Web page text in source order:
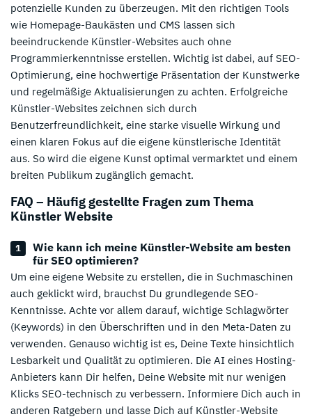
potenzielle Kunden zu überzeugen. Mit den richtigen Tools
wie Homepage-Baukästen und CMS lassen sich
beeindruckende Künstler-Websites auch ohne
Programmierkenntnisse erstellen. Wichtig ist dabei, auf SEO-
Optimierung, eine hochwertige Präsentation der Kunstwerke
und regelmäßige Aktualisierungen zu achten. Erfolgreiche
Künstler-Websites zeichnen sich durch
Benutzerfreundlichkeit, eine starke visuelle Wirkung und
einen klaren Fokus auf die eigene künstlerische Identität
aus. So wird die eigene Kunst optimal vermarktet und einem
breiten Publikum zugänglich gemacht.
FAQ – Häufig gestellte Fragen zum Thema
Künstler Website
Wie kann ich meine Künstler-Website am besten
für SEO optimieren?
Um eine eigene Website zu erstellen, die in Suchmaschinen
auch geklickt wird, brauchst Du grundlegende SEO-
Kenntnisse. Achte vor allem darauf, wichtige Schlagwörter
(Keywords) in den Überschriften und in den Meta-Daten zu
verwenden. Genauso wichtig ist es, Deine Texte hinsichtlich
Lesbarkeit und Qualität zu optimieren. Die AI eines Hosting-
Anbieters kann Dir helfen, Deine Website mit nur wenigen
Klicks SEO-technisch zu verbessern. Informiere Dich auch in
anderen Ratgebern und lasse Dich auf Künstler-Website